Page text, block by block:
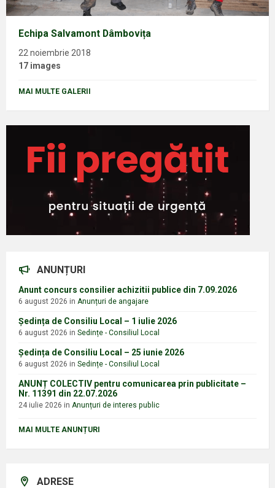
Echipa Salvamont Dâmbovița
22 noiembrie 2018
17 images
MAI MULTE GALERII
ANUNȚURI
Anunt concurs consilier achizitii publice din 7.09.2026
6 august 2026 in Anunțuri de angajare
Ședința de Consiliu Local – 1 iulie 2026
6 august 2026 in Sedințe - Consiliul Local
Ședința de Consiliu Local – 25 iunie 2026
6 august 2026 in Sedințe - Consiliul Local
ANUNȚ COLECTIV pentru comunicarea prin publicitate –
Nr. 11391 din 22.07.2026
24 iulie 2026 in Anunțuri de interes public
MAI MULTE ANUNȚURI
ADRESE